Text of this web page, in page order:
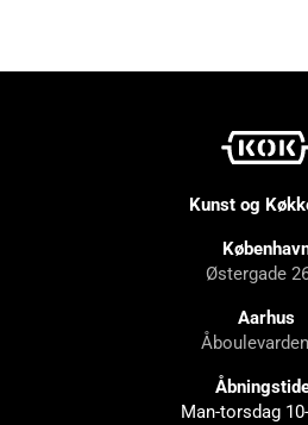
Kunst og
Østergade
Aarhus
Man-torsdag